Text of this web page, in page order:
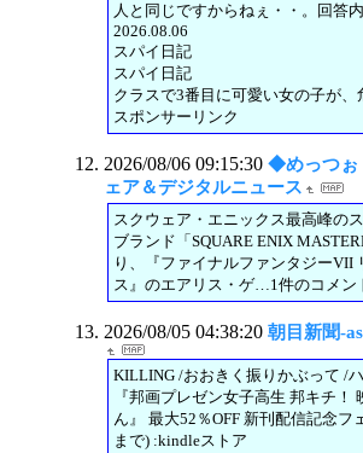
人と同じですからねぇ・・。回答
2026.08.06
スパイ日記
スパイ日記
クラスで3番目に可愛い女の子が、
スポンサーリンク
2026/08/06 09:15:30 ◆めっつぉ
ェア＆デジタルニュース
スクウェア・エニックス最高峰の
ブランド「SQUARE ENIX
り、『ファイナルファンタジーVII
ス』のエアリス・ゲ…1件のコメン
2026/08/05 04:38:20 朝目新聞-
KILLING /おおきく振りかぶって /
『邦画プレゼン女子高生 邦キチ！
ん』 最大52％OFF 新刊配信記念フ
まで) :kindleストア